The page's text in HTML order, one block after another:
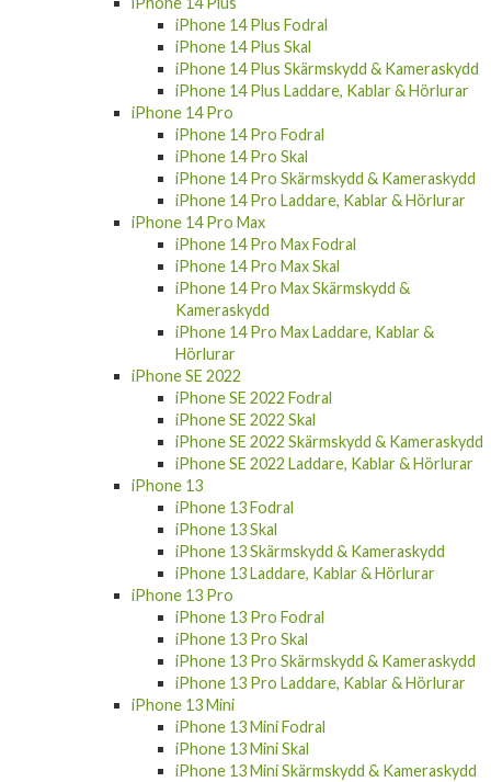
iPhone 14 Plus Skal
iPhone 14 Plus Skärmskydd & Kameraskydd
iPhone 14 Plus Laddare, Kablar & Hörlurar
iPhone 14 Pro
iPhone 14 Pro Fodral
iPhone 14 Pro Skal
iPhone 14 Pro Skärmskydd & Kameraskydd
iPhone 14 Pro Laddare, Kablar & Hörlurar
iPhone 14 Pro Max
iPhone 14 Pro Max Fodral
iPhone 14 Pro Max Skal
iPhone 14 Pro Max Skärmskydd &
Kameraskydd
iPhone 14 Pro Max Laddare, Kablar &
Hörlurar
iPhone SE 2022
iPhone SE 2022 Fodral
iPhone SE 2022 Skal
iPhone SE 2022 Skärmskydd & Kameraskydd
iPhone SE 2022 Laddare, Kablar & Hörlurar
iPhone 13
iPhone 13 Fodral
iPhone 13 Skal
iPhone 13 Skärmskydd & Kameraskydd
iPhone 13 Laddare, Kablar & Hörlurar
iPhone 13 Pro
iPhone 13 Pro Fodral
iPhone 13 Pro Skal
iPhone 13 Pro Skärmskydd & Kameraskydd
iPhone 13 Pro Laddare, Kablar & Hörlurar
iPhone 13 Mini
iPhone 13 Mini Fodral
iPhone 13 Mini Skal
iPhone 13 Mini Skärmskydd & Kameraskydd
iPhone 13 Mini Laddare, Kablar & Hörlurar